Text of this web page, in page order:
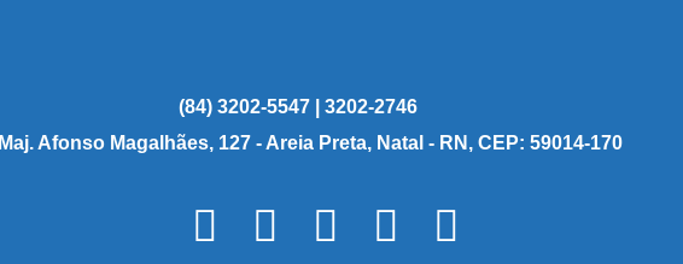
(84) 3202-5547 | 3202-2746
Afonso Magalhães, 127 - Areia Preta, Natal - RN, CEP: 59014-170